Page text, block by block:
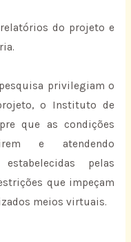
do projeto e
privilegiam o
o Instituto de
que as condições
e atendendo
pelas
que impeçam
meios virtuais.